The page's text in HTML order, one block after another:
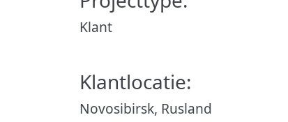
Klant
Klantlocatie:
Novosibirsk, Rusland